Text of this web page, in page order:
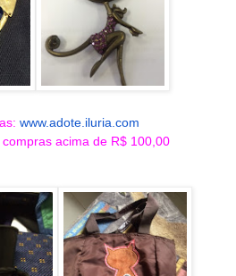
www.adote.iluria.com
acima de R$ 100,00